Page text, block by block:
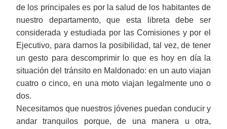
de los principales es por la salud de los habitantes de
nuestro departamento, que esta libreta debe ser
considerada y estudiada por las Comisiones y por el
Ejecutivo, para darnos la posibilidad, tal vez, de tener
un gesto para descomprimir lo que es hoy en día la
situación del tránsito en Maldonado: en un auto viajan
cuatro o cinco, en una moto viajan legalmente uno o
dos.
Necesitamos que nuestros jóvenes puedan conducir y
andar tranquilos porque, de una manera u otra,